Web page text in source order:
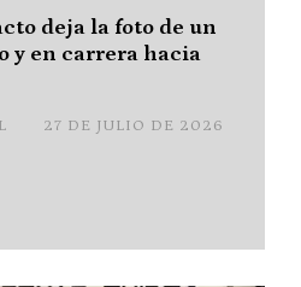
deja la foto de un
y en carrera hacia
27 DE JULIO DE 2026